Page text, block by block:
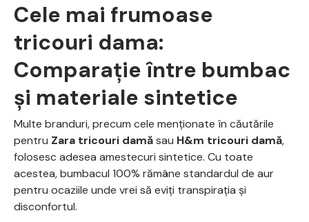
Cele mai frumoase
tricouri dama:
Comparație între bumbac
și materiale sintetice
Multe branduri, precum cele menționate în căutările
pentru Zara tricouri damăsau H&m tricouri damă,
folosesc adesea amestecuri sintetice. Cu toate
acestea, bumbacul 100% rămâne standardul de aur
pentru ocaziile unde vrei să eviți transpirația și
disconfortul.